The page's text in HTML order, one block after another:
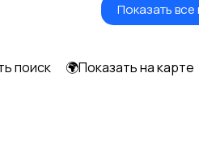
Средства для
Показать все
поиск 🌍Показать на карте